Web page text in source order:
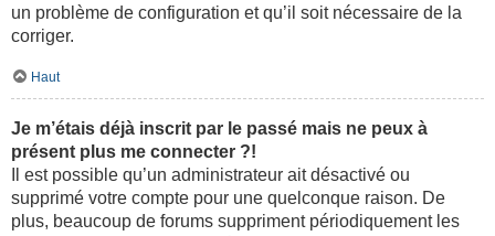
un problème de configuration et qu’il soit nécessaire de la
corriger.
Haut
Je m’étais déjà inscrit par le passé mais ne peux à
présent plus me connecter ?!
Il est possible qu’un administrateur ait désactivé ou
supprimé votre compte pour une quelconque raison. De
plus, beaucoup de forums suppriment périodiquement les